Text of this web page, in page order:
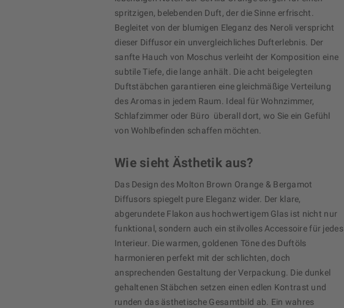
spritzigen, belebenden Duft, der die Sinne erfrischt.
Begleitet von der blumigen Eleganz des Neroli verspricht
dieser Diffusor ein unvergleichliches Dufterlebnis. Der
sanfte Hauch von Moschus verleiht der Komposition eine
subtile Tiefe, die lange anhält. Die acht beigelegten
Duftstäbchen garantieren eine gleichmäßige Verteilung
des Aromas in jedem Raum. Ideal für Wohnzimmer,
Schlafzimmer oder Büro  überall dort, wo Sie ein Gefühl
von Wohlbefinden schaffen möchten.
Wie sieht Ästhetik aus?
Das Design des Molton Brown Orange & Bergamot
Diffusors spiegelt pure Eleganz wider. Der klare,
abgerundete Flakon aus hochwertigem Glas ist nicht nur
funktional, sondern auch ein stilvolles Accessoire für jedes
Interieur. Die warmen, goldenen Töne des Duftöls
harmonieren perfekt mit der schlichten, doch
ansprechenden Gestaltung der Verpackung. Die dunkel
gehaltenen Stäbchen setzen einen edlen Kontrast und
runden das ästhetische Gesamtbild ab. Ein wahres